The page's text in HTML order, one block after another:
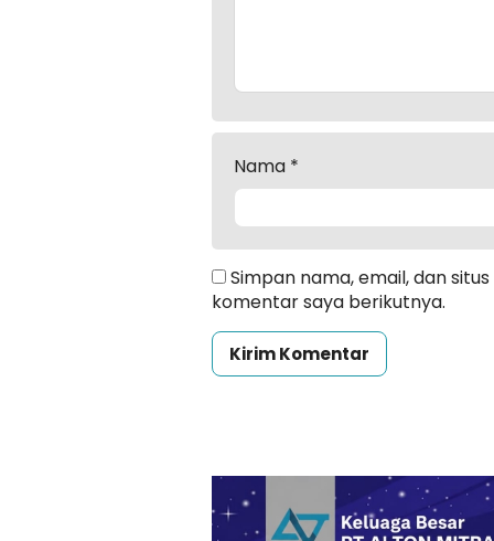
Nama *
Simpan nama, email, dan
komentar saya berikutnya.